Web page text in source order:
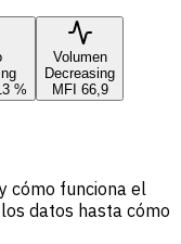
%
Volumen
Decreasing
MFI 66,9
cómo funciona el
datos hasta cómo